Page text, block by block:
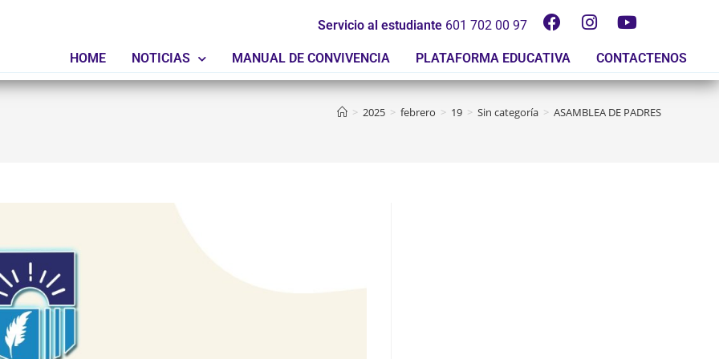
Servicio al estudiante 601 702 00 97
HOME NOTICIAS MANUAL DE CONVIVENCIA PLATAFORMA EDUCATIVA CONTACTENOS
> 2025 > febrero > 19 > Sin categoría > ASAMBLEA DE PADRES